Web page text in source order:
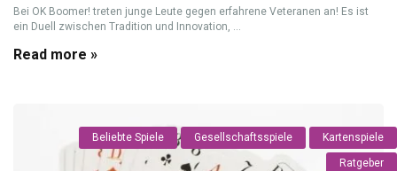
Bei OK Boomer! treten junge Leute gegen erfahrene Veteranen an! Es ist
ein Duell zwischen Tradition und Innovation, ...
Read more »
Beliebte Spiele Gesellschaftsspiele Kartenspiele
Ratgeber